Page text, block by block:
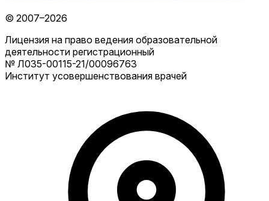
© 2007–2026
Лицензия на право ведения образовательной
деятельности регистрационный
№ Л035-00115-21/00096763
Институт усовершенствования врачей